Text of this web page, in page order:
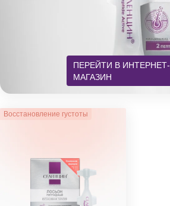
ПЕРЕЙТИ В ИНТЕРНЕТ-
МАГАЗИН
Восстановление густоты